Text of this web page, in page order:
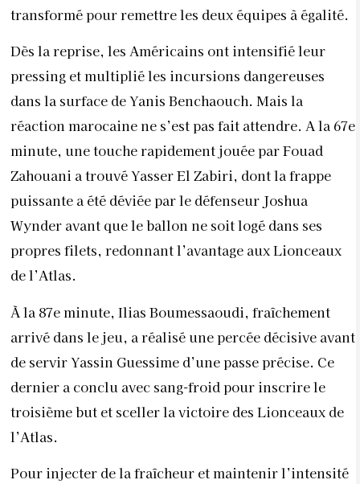
transformé pour remettre les deux équipes à égalité.
Dès la reprise, les Américains ont intensifié leur
pressing et multiplié les incursions dangereuses
dans la surface de Yanis Benchaouch. Mais la
réaction marocaine ne s’est pas fait attendre. A la 67e
minute, une touche rapidement jouée par Fouad
Zahouani a trouvé Yasser El Zabiri, dont la frappe
puissante a été déviée par le défenseur Joshua
Wynder avant que le ballon ne soit logé dans ses
propres filets, redonnant l’avantage aux Lionceaux
de l’Atlas.
À la 87e minute, Ilias Boumessaoudi, fraîchement
arrivé dans le jeu, a réalisé une percée décisive avant
de servir Yassin Guessime d’une passe précise. Ce
dernier a conclu avec sang-froid pour inscrire le
troisième but et sceller la victoire des Lionceaux de
l’Atlas.
Pour injecter de la fraîcheur et maintenir l’intensité